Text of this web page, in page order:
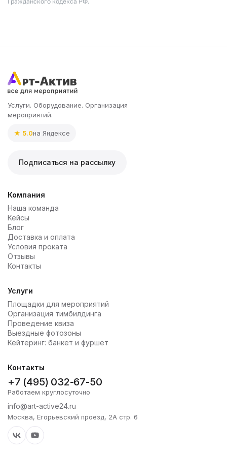
Услуги. Оборудование. Организация
мероприятий.
★ 5.0на Яндексе
Подписаться на рассылку
Компания
Наша команда
Кейсы
Блог
Доставка и оплата
Условия проката
Отзывы
Контакты
Услуги
Площадки для мероприятий
Организация тимбилдинга
Проведение квиза
Выездные фотозоны
Кейтеринг: банкет и фуршет
Контакты
+7 (495) 032-67-50
Работаем круглосуточно
info@art-active24.ru
Москва, Егорьевский проезд, 2А стр. 6